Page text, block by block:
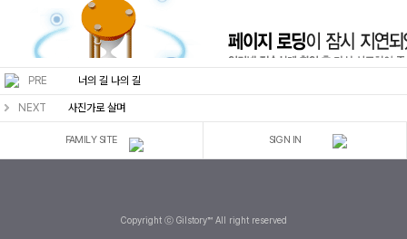
PRE 너의 길 나의 길
NEXT 사진가로 살며
FAMILY SITE SIGN IN
Copyright ⓒ Gilstory™ All right reserved